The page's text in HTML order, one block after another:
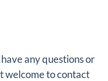
any questions or
welcome to contact